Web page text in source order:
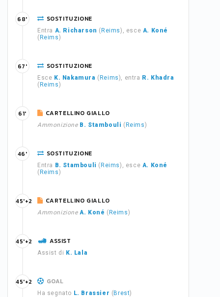
SOSTITUZIONE
Entra A. Richarson ( Reims), esce A. Koné
( Reims)
68'
SOSTITUZIONE
Esce K. Nakamura ( Reims), entra R. Khadra
( Reims)
67'
CARTELLINO GIALLO
Ammonizione B. Stambouli ( Reims)
61'
SOSTITUZIONE
Entra B. Stambouli ( Reims), esce A. Koné
( Reims)
46'
CARTELLINO GIALLO
Ammonizione A. Koné ( Reims)
45'+2
ASSIST
Assist di K. Lala
45'+2
GOAL
Ha segnato L. Brassier ( Brest)
45'+2